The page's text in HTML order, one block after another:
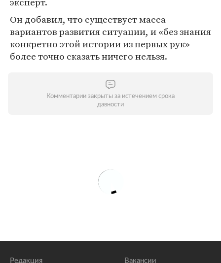
Он добавил, что существует масса
вариантов развития ситуации, и «без знания
конкретно этой истории из первых рук»
более точно сказать ничего нельзя.
Комментарии закрыты за истечением срока
давности
Редакция Вакансии